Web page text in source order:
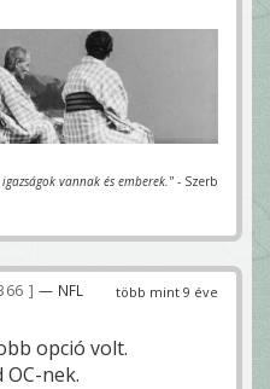
vannak és emberek." - Szerb
több mint 9 éve
— NFL
opció volt.
OC-nek.